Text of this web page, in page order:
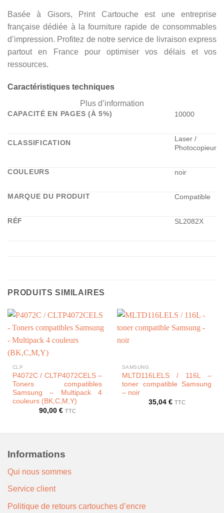
Basée à Gisors, Print Cartouche est une entreprise
française dédiée à la fourniture rapide de consommables
d’impression. Profitez de notre service de livraison express
partout en France pour optimiser vos délais et vos
ressources.
Caractéristiques techniques
Plus d’information
CAPACITÉ EN PAGES (À 5%) 10000
CLASSIFICATION
Laser /
Photocopieur
COULEURS noir
MARQUE DU PRODUIT Compatible
RÉF SL2082X
PRODUITS SIMILAIRES
CLP
P4072C / CLTP4072CELS –
Toners compatibles
Samsung – Multipack 4
couleurs (BK,C,M,Y)
90,00 € TTC
SAMSUNG
MLTD116LELS / 116L –
toner compatible Samsung
– noir
35,04 € TTC
Informations
Qui nous sommes
Service client
Politique de retours cartouches d’encre